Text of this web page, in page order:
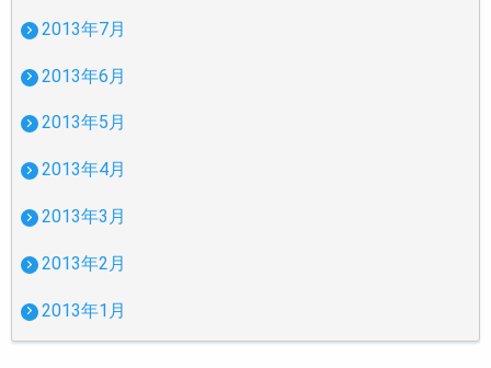
2013年7月
2013年6月
2013年5月
2013年4月
2013年3月
2013年2月
2013年1月